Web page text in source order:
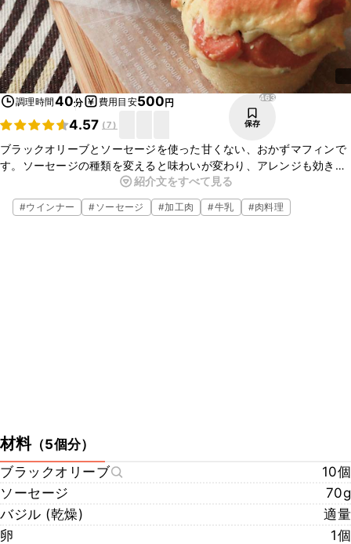
調理時間40分 費用目安500円
4.57 (7)
463
保存
ブラックオリーブとソーセージを使った甘くない、おかずマフィンで
す。ソーセージの種類を変えると味わいが変わり、アレンジも効きま
す。輪切りにしたオリーブが見えるように焼くと可愛いですよ。甘い
マフィンに飽きたら、是非お試しください。
紹介文をすべて見る
#ウインナー #ソーセージ #加工肉 #牛乳 #肉料理
材料（5個分）
ブラックオリーブ
10個
ソーセージ
70g
バジル (乾燥)
適量
卵
1個